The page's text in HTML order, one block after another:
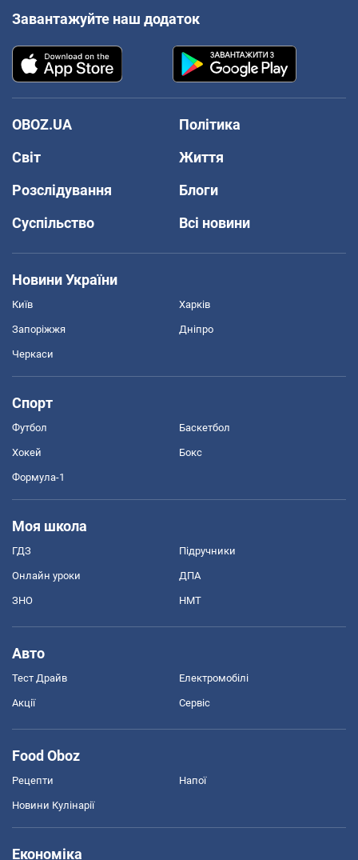
Завантажуйте наш додаток
OBOZ.UA
Політика
Світ
Життя
Розслідування
Блоги
Суспільство
Всі новини
Новини України
Київ Харків
Запоріжжя Дніпро
Черкаси
Спорт
Футбол Баскетбол
Хокей Бокс
Формула-1
Моя школа
ГДЗ Підручники
Онлайн уроки ДПА
ЗНО НМТ
Авто
Тест Драйв Електромобілі
Акції Сервіс
Food Oboz
Рецепти Напої
Новини Кулінарії
Економіка